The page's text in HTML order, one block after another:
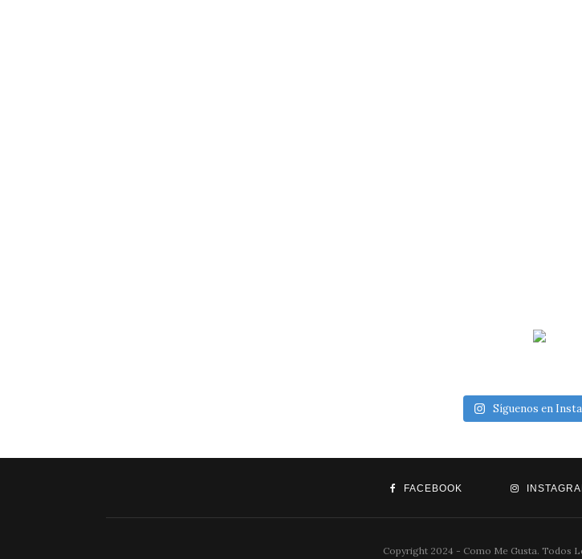
Síguenos en
FACEBOOK
Copyright 2024 - Como Me Gusta. Todos